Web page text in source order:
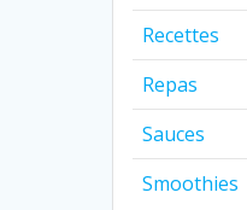
Recettes
Repas
Sauces
Smoothies